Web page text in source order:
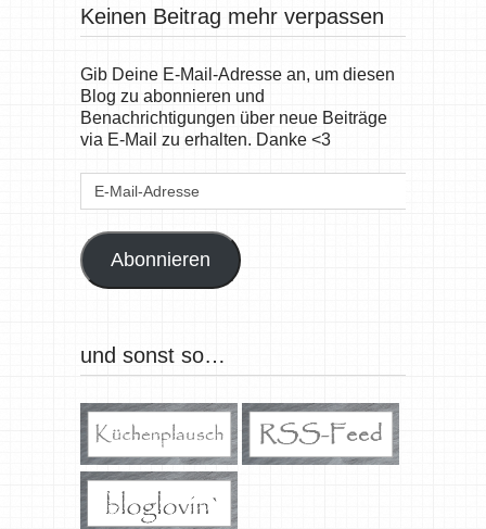
Keinen Beitrag mehr verpassen
Gib Deine E-Mail-Adresse an, um diesen
Blog zu abonnieren und
Benachrichtigungen über neue Beiträge
via E-Mail zu erhalten. Danke <3
E-
Abonnieren
und sonst so…